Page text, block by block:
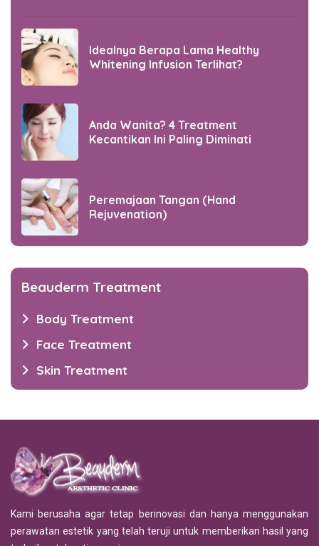
Idealnya Berapa Lama Healthy
Whitening Infusion Terlihat?
Anda Wanita? 4 Treatment
Kecantikan Ini Paling Diminati
Peremajaan Tangan (Hand
Rejuvenation)
Beauderm Treatment
Body Treatment
Face Treatment
Skin Treatment
Kami berusaha agar tetap berinovasi dan hanya menggunakan
perawatan estetik yang telah teruji untuk memberikan hasil yang